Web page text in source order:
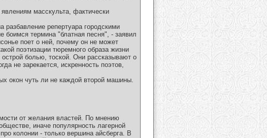
масскульта, фактически
репертуара городскими
термина "блатная песня", - заявил
поет о ней, почему он не может
поэтизации тюремного образа жизни
болью, тоской. Они рассказывают о
не зарекается, искренность поэтов,
окон чуть ли не каждой второй машины.
от желания властей. По мнению
иначе популярность лагерной
колонии - только вершина айсберга. В